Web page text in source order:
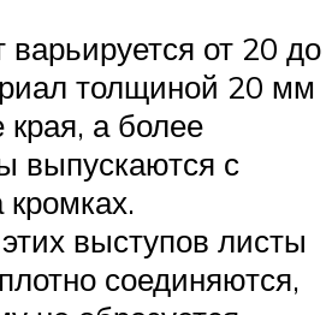
от 20 до
толщиной 20 мм
а более
выпускаются с
выступов листы
соединяются,